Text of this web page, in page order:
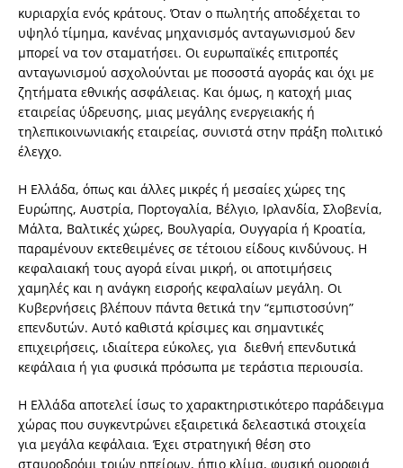
κυριαρχία ενός κράτους. Όταν ο πωλητής αποδέχεται το
υψηλό τίμημα, κανένας μηχανισμός ανταγωνισμού δεν
μπορεί να τον σταματήσει. Οι ευρωπαϊκές επιτροπές
ανταγωνισμού ασχολούνται με ποσοστά αγοράς και όχι με
ζητήματα εθνικής ασφάλειας. Και όμως, η κατοχή μιας
εταιρείας ύδρευσης, μιας μεγάλης ενεργειακής ή
τηλεπικοινωνιακής εταιρείας, συνιστά στην πράξη πολιτικό
έλεγχο.
Η Ελλάδα, όπως και άλλες μικρές ή μεσαίες χώρες της
Ευρώπης, Αυστρία, Πορτογαλία, Βέλγιο, Ιρλανδία, Σλοβενία,
Μάλτα, Βαλτικές χώρες, Βουλγαρία, Ουγγαρία ή Κροατία,
παραμένουν εκτεθειμένες σε τέτοιου είδους κινδύνους. Η
κεφαλαιακή τους αγορά είναι μικρή, οι αποτιμήσεις
χαμηλές και η ανάγκη εισροής κεφαλαίων μεγάλη. Οι
Κυβερνήσεις βλέπουν πάντα θετικά την “εμπιστοσύνη”
επενδυτών. Αυτό καθιστά κρίσιμες και σημαντικές
επιχειρήσεις, ιδιαίτερα εύκολες, για διεθνή επενδυτικά
κεφάλαια ή για φυσικά πρόσωπα με τεράστια περιουσία.
Η Ελλάδα αποτελεί ίσως το χαρακτηριστικότερο παράδειγμα
χώρας που συγκεντρώνει εξαιρετικά δελεαστικά στοιχεία
για μεγάλα κεφάλαια. Έχει στρατηγική θέση στο
σταυροδρόμι τριών ηπείρων, ήπιο κλίμα, φυσική ομορφιά